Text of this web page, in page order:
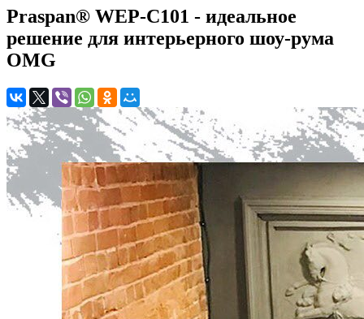
Praspan® WEP-C101 - идеальное
решение для интерьерного шоу-рума
OMG